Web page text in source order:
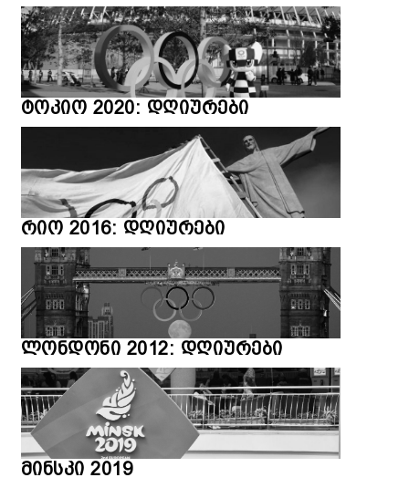
ტოკიო 2020: დღიურები
რიო 2016: დღიურები
ლონდონი 2012: დღიურები
მინსკი 2019